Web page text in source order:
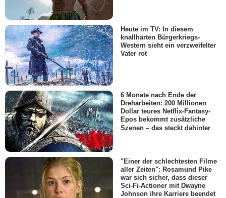
Heute im TV: In diesem
knallharten Bürgerkriegs-
Western sieht ein verzweifelter
Vater rot
6 Monate nach Ende der
Dreharbeiten: 200 Millionen
Dollar teures Netflix-Fantasy-
Epos bekommt zusätzliche
Szenen – das steckt dahinter
"Einer der schlechtesten Filme
aller Zeiten": Rosamund Pike
war sich sicher, dass dieser
Sci-Fi-Actioner mit Dwayne
Johnson ihre Karriere beendet